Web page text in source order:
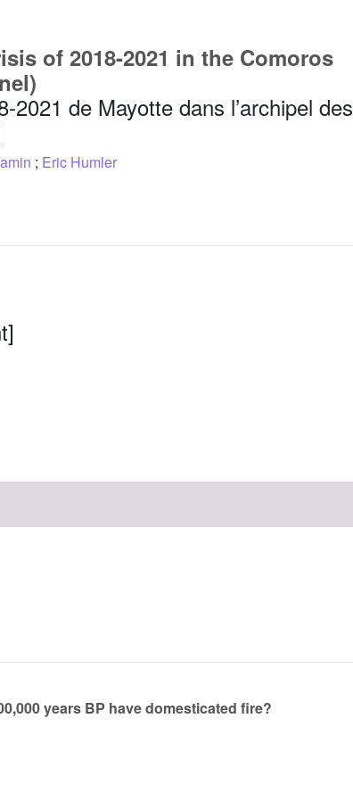
of 2018-2021 in the Comoros
de Mayotte dans l’archipel des
; Eric Humler
years BP have domesticated fire?